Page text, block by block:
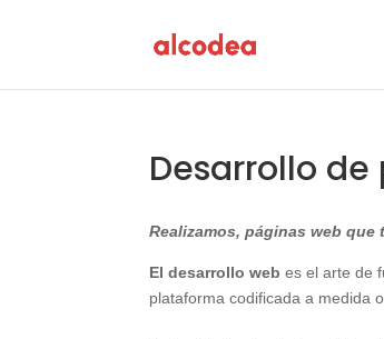
Desarrollo
Realizamos, páginas web
El desarrollo web es el arte de
plataforma codificada a medida